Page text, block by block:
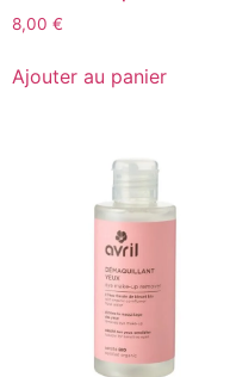
8,00 €
Ajouter au panier